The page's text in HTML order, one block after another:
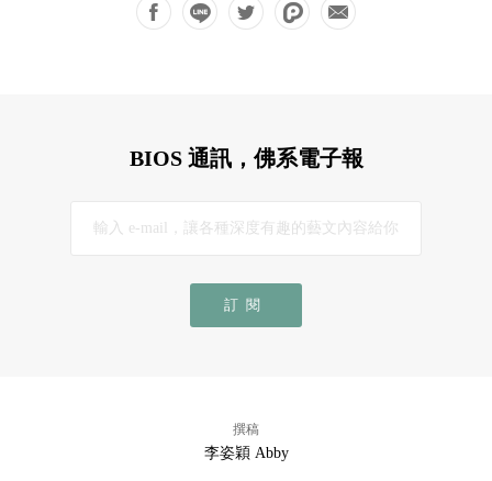
BIOS 通訊，佛系電子報
訂閱
撰稿
李姿穎 Abby